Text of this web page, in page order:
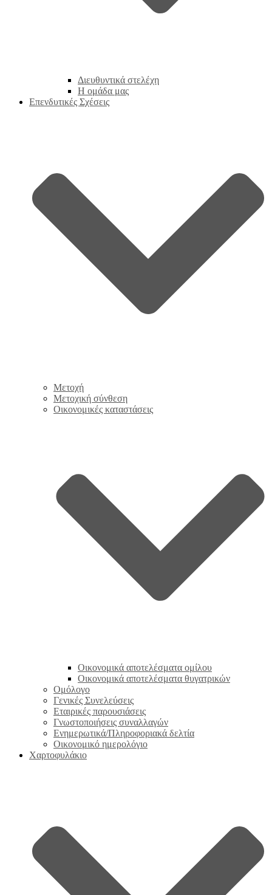
Διευθυντικά στελέχη
Η ομάδα μας
Επενδυτικές Σχέσεις
Μετοχή
Μετοχική σύνθεση
Οικονομικές καταστάσεις
Οικονομικά αποτελέσματα ομίλου
Οικονομικά αποτελέσματα θυγατρικών
Ομόλογο
Γενικές Συνελεύσεις
Εταιρικές παρουσιάσεις
Γνωστοποιήσεις συναλλαγών
Ενημερωτικά/Πληροφοριακά δελτία
Οικονομικό ημερολόγιο
Χαρτοφυλάκιο